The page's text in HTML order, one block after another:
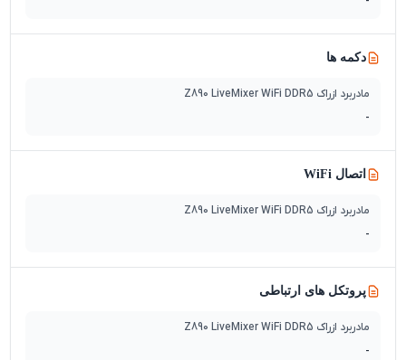
دکمه ها
مادربرد ازراک Z890 LiveMixer WiFi DDR5
-
اتصال WiFi
مادربرد ازراک Z890 LiveMixer WiFi DDR5
-
پروتکل های ارتباطی
مادربرد ازراک Z890 LiveMixer WiFi DDR5
-